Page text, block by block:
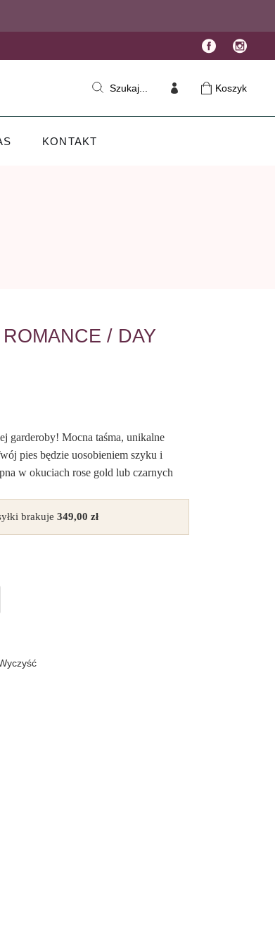
Szukaj... Koszyk
KONTAKT
/ DAY
garderoby! Mocna taśma, unikalne
pies będzie uosobieniem szyku i
w okuciach rose gold lub czarnych
brakuje 349,00 zł